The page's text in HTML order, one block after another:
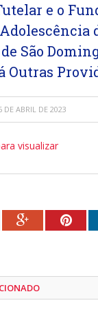
e o
São
Outras
DE ABRIL DE 2023
visualizar
Google+